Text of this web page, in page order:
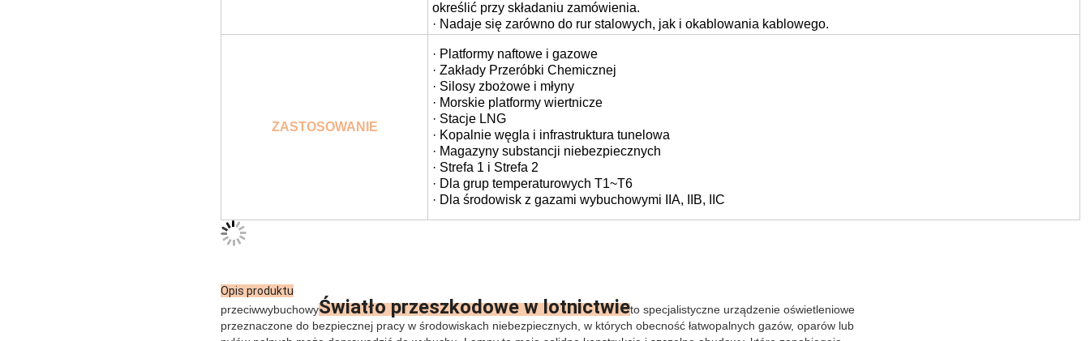
określić przy składaniu zamówienia.
· Nadaje się zarówno do rur stalowych, jak i okablowania kablowego.
ZASTOSOWANIE
· Platformy naftowe i gazowe
· Zakłady Przeróbki Chemicznej
· Silosy zbożowe i młyny
· Morskie platformy wiertnicze
· Stacje LNG
· Kopalnie węgla i infrastruktura tunelowa
· Magazyny substancji niebezpiecznych
· Strefa 1 i Strefa 2
· Dla grup temperaturowych T1~T6
· Dla środowisk z gazami wybuchowymi IIA, IIB, IIC
Opis produktu
przeciwwybuchowyŚwiatło przeszkodowe w lotnictwieto specjalistyczne urządzenie oświetleniowe
przeznaczone do bezpiecznej pracy w środowiskach niebezpiecznych, w których obecność łatwopalnych gazów, oparów lub